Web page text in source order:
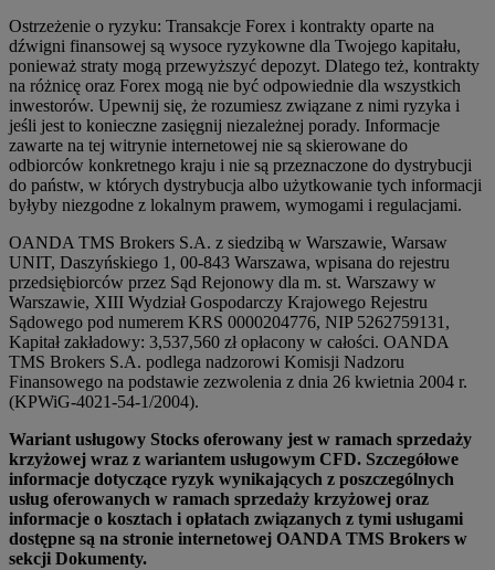
Ostrzeżenie o ryzyku: Transakcje Forex i kontrakty oparte na
dźwigni finansowej są wysoce ryzykowne dla Twojego kapitału,
ponieważ straty mogą przewyższyć depozyt. Dlatego też, kontrakty
na różnicę oraz Forex mogą nie być odpowiednie dla wszystkich
inwestorów. Upewnij się, że rozumiesz związane z nimi ryzyka i
jeśli jest to konieczne zasięgnij niezależnej porady. Informacje
zawarte na tej witrynie internetowej nie są skierowane do
odbiorców konkretnego kraju i nie są przeznaczone do dystrybucji
do państw, w których dystrybucja albo użytkowanie tych informacji
byłyby niezgodne z lokalnym prawem, wymogami i regulacjami.
OANDA TMS Brokers S.A. z siedzibą w Warszawie, Warsaw
UNIT, Daszyńskiego 1, 00-843 Warszawa, wpisana do rejestru
przedsiębiorców przez Sąd Rejonowy dla m. st. Warszawy w
Warszawie, XIII Wydział Gospodarczy Krajowego Rejestru
Sądowego pod numerem KRS 0000204776, NIP 5262759131,
Kapitał zakładowy: 3,537,560 zł opłacony w całości. OANDA
TMS Brokers S.A. podlega nadzorowi Komisji Nadzoru
Finansowego na podstawie zezwolenia z dnia 26 kwietnia 2004 r.
(KPWiG-4021-54-1/2004).
Wariant usługowy Stocks oferowany jest w ramach sprzedaży
krzyżowej wraz z wariantem usługowym CFD. Szczegółowe
informacje dotyczące ryzyk wynikających z poszczególnych
usług oferowanych w ramach sprzedaży krzyżowej oraz
informacje o kosztach i opłatach związanych z tymi usługami
dostępne są na stronie internetowej OANDA TMS Brokers w
sekcji Dokumenty.